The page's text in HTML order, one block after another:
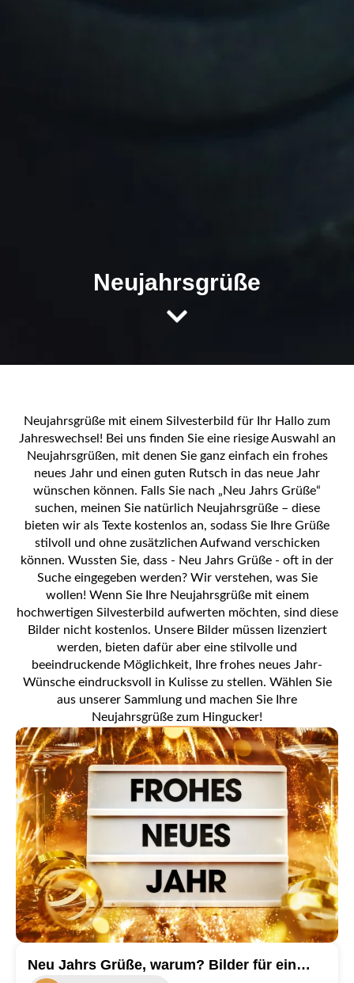
Neujahrsgrüße
Neujahrsgrüße mit einem Silvesterbild für Ihr Hallo zum
Jahreswechsel! Bei uns finden Sie eine riesige Auswahl an
Neujahrsgrüßen, mit denen Sie ganz einfach ein frohes
neues Jahr und einen guten Rutsch in das neue Jahr
wünschen können. Falls Sie nach „Neu Jahrs Grüße“
suchen, meinen Sie natürlich Neujahrsgrüße – diese
bieten wir als Texte kostenlos an, sodass Sie Ihre Grüße
stilvoll und ohne zusätzlichen Aufwand verschicken
können. Wussten Sie, dass - Neu Jahrs Grüße - oft in der
Suche eingegeben werden? Wir verstehen, was Sie
wollen! Wenn Sie Ihre Neujahrsgrüße mit einem
hochwertigen Silvesterbild aufwerten möchten, sind diese
Bilder nicht kostenlos. Unsere Bilder müssen lizenziert
werden, bieten dafür aber eine stilvolle und
beeindruckende Möglichkeit, Ihre frohes neues Jahr-
Wünsche eindrucksvoll in Kulisse zu stellen. Wählen Sie
aus unserer Sammlung und machen Sie Ihre
Neujahrsgrüße zum Hingucker!
Neu Jahrs Grüße, warum? Bilder für ein